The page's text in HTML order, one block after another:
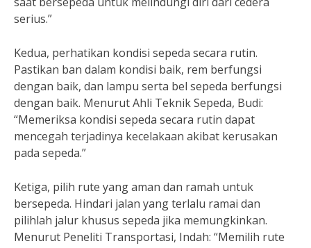
serius.”
Kedua, perhatikan kondisi sepeda secara rutin.
Pastikan ban dalam kondisi baik, rem berfungsi
dengan baik, dan lampu serta bel sepeda berfungsi
dengan baik. Menurut Ahli Teknik Sepeda, Budi:
“Memeriksa kondisi sepeda secara rutin dapat
mencegah terjadinya kecelakaan akibat kerusakan
pada sepeda.”
Ketiga, pilih rute yang aman dan ramah untuk
bersepeda. Hindari jalan yang terlalu ramai dan
pilihlah jalur khusus sepeda jika memungkinkan.
Menurut Peneliti Transportasi, Indah: “Memilih rute